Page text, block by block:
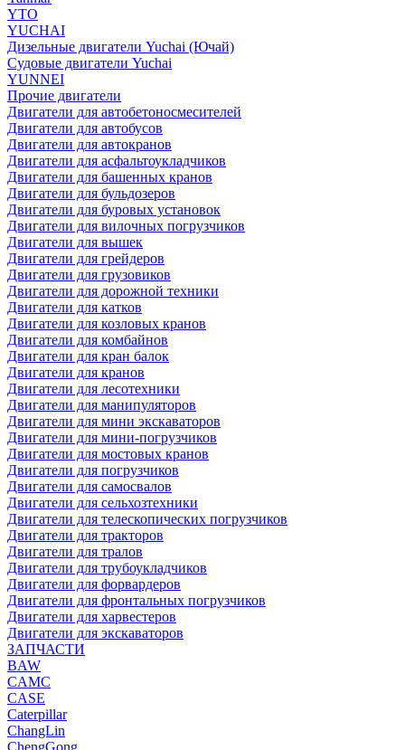
YTO
YUCHAI
Дизельные двигатели Yuchai (Ючай)
Судовые двигатели Yuchai
YUNNEI
Прочие двигатели
Двигатели для автобетоносмесителей
Двигатели для автобусов
Двигатели для автокранов
Двигатели для асфальтоукладчиков
Двигатели для башенных кранов
Двигатели для бульдозеров
Двигатели для буровых установок
Двигатели для вилочных погрузчиков
Двигатели для вышек
Двигатели для грейдеров
Двигатели для грузовиков
Двигатели для дорожной техники
Двигатели для катков
Двигатели для козловых кранов
Двигатели для комбайнов
Двигатели для кран балок
Двигатели для кранов
Двигатели для лесотехники
Двигатели для манипуляторов
Двигатели для мини экскаваторов
Двигатели для мини-погрузчиков
Двигатели для мостовых кранов
Двигатели для погрузчиков
Двигатели для самосвалов
Двигатели для сельхозтехники
Двигатели для телескопических погрузчиков
Двигатели для тракторов
Двигатели для тралов
Двигатели для трубоукладчиков
Двигатели для форвардеров
Двигатели для фронтальных погрузчиков
Двигатели для харвестеров
Двигатели для экскаваторов
ЗАПЧАСТИ
BAW
CAMC
CASE
Caterpillar
ChangLin
ChengGong